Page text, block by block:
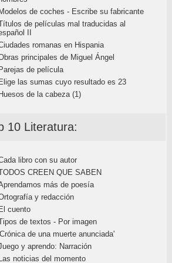
de coches - Escribe su fabricante
de películas mal traducidas al
II
romanas en Hispania
principales de Miguel Ángel
de película
las sumas cuyo resultado es 23
de la cabeza (1)
10 Literatura:
libro con su autor
CREEN QUE SABEN
más de poesía
y redacción
cuento
de textos - Por imagen
de una muerte anunciada'
y aprendo: Narración
noticias del momento